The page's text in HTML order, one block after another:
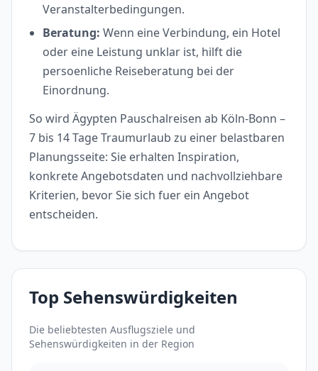
Veranstalterbedingungen.
Beratung: Wenn eine Verbindung, ein Hotel
oder eine Leistung unklar ist, hilft die
persoenliche Reiseberatung bei der
Einordnung.
So wird Ägypten Pauschalreisen ab Köln-Bonn –
7 bis 14 Tage Traumurlaub zu einer belastbaren
Planungsseite: Sie erhalten Inspiration,
konkrete Angebotsdaten und nachvollziehbare
Kriterien, bevor Sie sich fuer ein Angebot
entscheiden.
Top Sehenswürdigkeiten
Die beliebtesten Ausflugsziele und
Sehenswürdigkeiten in der Region